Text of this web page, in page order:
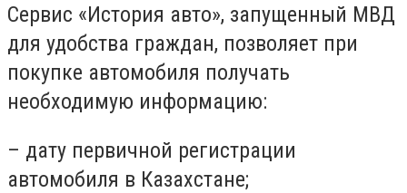
Сервис «История авто», запущенный МВД
для удобства граждан, позволяет при
покупке автомобиля получать
необходимую информацию:
– дату первичной регистрации
автомобиля в Казахстане;